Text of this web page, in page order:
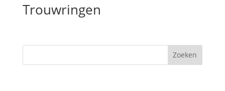
Trouwringen